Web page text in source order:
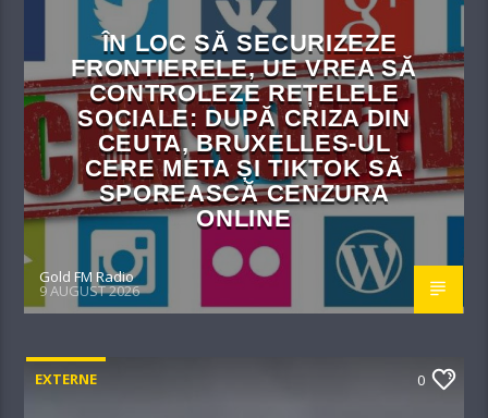
ÎN LOC SĂ SECURIZEZE
FRONTIERELE, UE VREA SĂ
CONTROLEZE REȚELELE
SOCIALE: DUPĂ CRIZA DIN
CEUTA, BRUXELLES-UL
CERE META ȘI TIKTOK SĂ
SPOREASCĂ CENZURA
ONLINE
Gold FM Radio
9 AUGUST 2026
EXTERNE 0